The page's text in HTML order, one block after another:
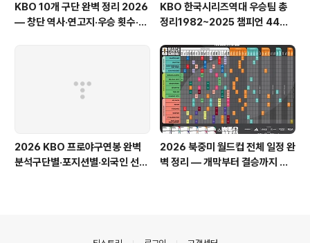
KBO 10개 구단 완벽 정리 2026
— 창단 역사·연고지·우승 횟수·팬
KBO 한국시리즈역대 우승팀 총
정리1982~2025 챔피언 44년
2026 KBO 프로야구연봉 완벽
분석구단별·포지션별·외국인 선수
2026 북중미 월드컵 전체 일정 완
벽 정리 — 개막부터 결승까지 한